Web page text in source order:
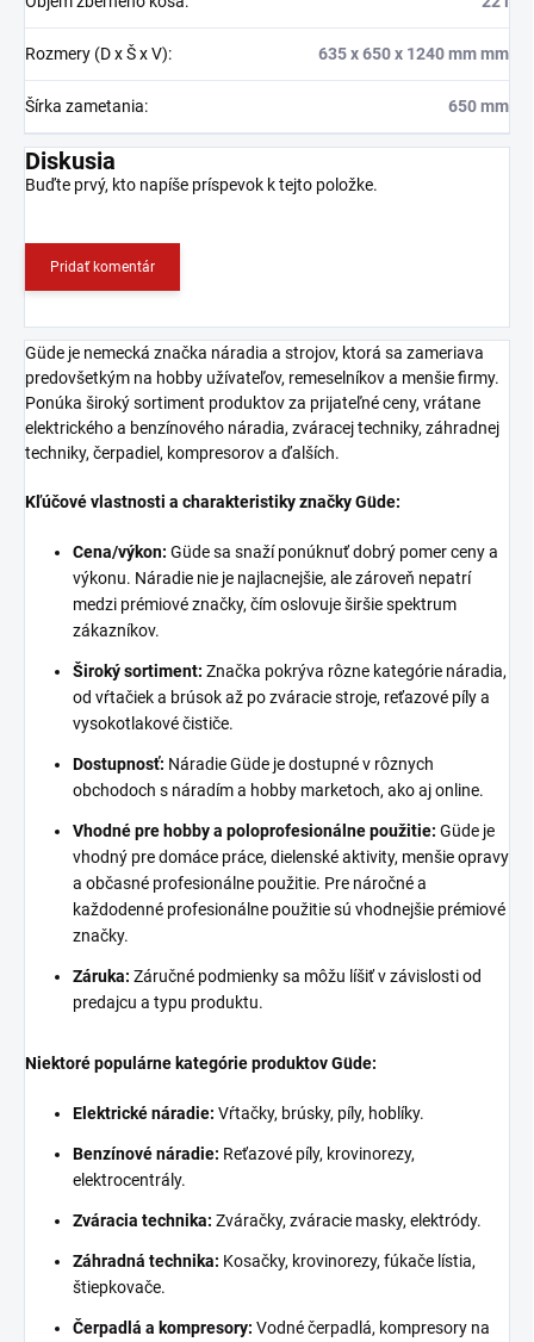
Rozmery (D x Š x V): 635 x 650 x 1240 mm mm
Šírka zametania: 650 mm
Diskusia
Buďte prvý, kto napíše príspevok k tejto položke.
Pridať komentár
Güde je nemecká značka náradia a strojov, ktorá sa zameriava
predovšetkým na hobby užívateľov, remeselníkov a menšie firmy.
Ponúka široký sortiment produktov za prijateľné ceny, vrátane
elektrického a benzínového náradia, zváracej techniky, záhradnej
techniky, čerpadiel, kompresorov a ďalších.
Kľúčové vlastnosti a charakteristiky značky Güde:
Cena/výkon: Güde sa snaží ponúknuť dobrý pomer ceny a
výkonu. Náradie nie je najlacnejšie, ale zároveň nepatrí
medzi prémiové značky, čím oslovuje širšie spektrum
zákazníkov.
Široký sortiment: Značka pokrýva rôzne kategórie náradia,
od vŕtačiek a brúsok až po zváracie stroje, reťazové píly a
vysokotlakové čističe.
Dostupnosť: Náradie Güde je dostupné v rôznych
obchodoch s náradím a hobby marketoch, ako aj online.
Vhodné pre hobby a poloprofesionálne použitie: Güde je
vhodný pre domáce práce, dielenské aktivity, menšie opravy
a občasné profesionálne použitie. Pre náročné a
každodenné profesionálne použitie sú vhodnejšie prémiové
značky.
Záruka: Záručné podmienky sa môžu líšiť v závislosti od
predajcu a typu produktu.
Niektoré populárne kategórie produktov Güde:
Elektrické náradie: Vŕtačky, brúsky, píly, hoblíky.
Benzínové náradie: Reťazové píly, krovinorezy,
elektrocentrály.
Zváracia technika: Zváračky, zváracie masky, elektródy.
Záhradná technika: Kosačky, krovinorezy, fúkače lístia,
štiepkovače.
Čerpadlá a kompresory: Vodné čerpadlá, kompresory na